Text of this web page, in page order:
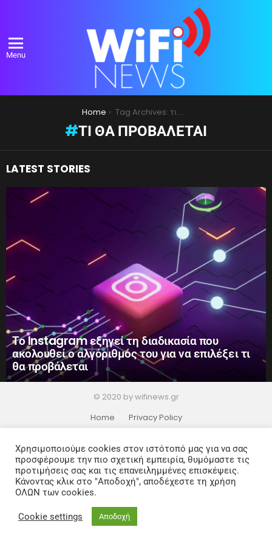
Menu
Home Tag Archives: τι θα προβάλεται
ΤΙ ΘΑ ΠΡΟΒΆΛΕΤΑΙ
LATEST STORIES
Το Instagram εξηγεί τη διαδικασία που
ακολουθεί ο αλγόριθμός του για να επιλέξει τι
θα προβάλεται
© 2020 by wifinews.gr
Home
Privacy Policy
Χρησιμοποιούμε cookies στον ιστότοπό μας για να σας
προσφέρουμε την πιο σχετική εμπειρία, θυμόμαστε τις
προτιμήσεις σας και τις επανειλημμένες επισκέψεις.
Κάνοντας κλικ στο "Αποδοχή", αποδέχεστε τη χρήση
ΟΛΩΝ των cookies.
Cookie settings Αποδοχή